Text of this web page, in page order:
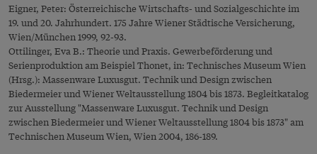
Eigner, Peter: Österreichische Wirtschafts- und Sozialgeschichte im
19. und 20. Jahrhundert. 175 Jahre Wiener Städtische Versicherung,
Wien/München 1999, 92-93.
Ottilinger, Eva B.: Theorie und Praxis. Gewerbeförderung und
Serienproduktion am Beispiel Thonet, in: Technisches Museum Wien
(Hrsg.): Massenware Luxusgut. Technik und Design zwischen
Biedermeier und Wiener Weltausstellung 1804 bis 1873. Begleitkatalog
zur Ausstellung "Massenware Luxusgut. Technik und Design
zwischen Biedermeier und Wiener Weltausstellung 1804 bis 1873" am
Technischen Museum Wien, Wien 2004, 186-189.